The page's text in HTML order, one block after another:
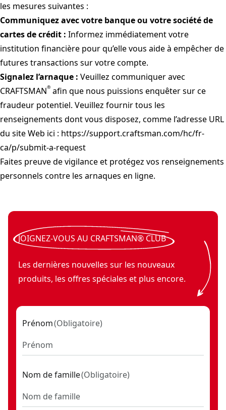
les mesures suivantes :
Communiquez avec votre banque ou votre société de
cartes de crédit : Informez immédiatement votre
institution financière pour qu’elle vous aide à empêcher de
futures transactions sur votre compte.
Signalez l’arnaque : Veuillez communiquer avec
CRAFTSMAN® afin que nous puissions enquêter sur ce
fraudeur potentiel. Veuillez fournir tous les
renseignements dont vous disposez, comme l’adresse URL
du site Web ici : https://support.craftsman.com/hc/fr-
ca/p/submit-a-request
Faites preuve de vigilance et protégez vos renseignements
personnels contre les arnaques en ligne.
JOIGNEZ-VOUS AU CRAFTSMAN® CLUB
Les dernières nouvelles sur les nouveaux
produits, les offres spéciales et plus encore.
Prénom(Obligatoire)
Nom de famille(Obligatoire)